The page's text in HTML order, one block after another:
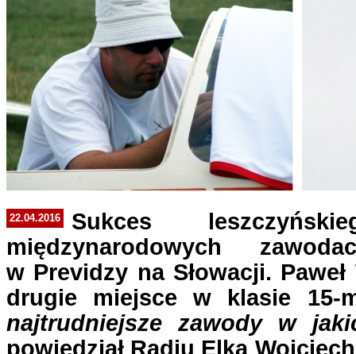
22.04.2016
Sukces
międzynarodowych
w Previdzy na Słowacji.
drugie miejsce w klasie 15-
najtrudniejsze zawody w
powiedział Radiu Elka